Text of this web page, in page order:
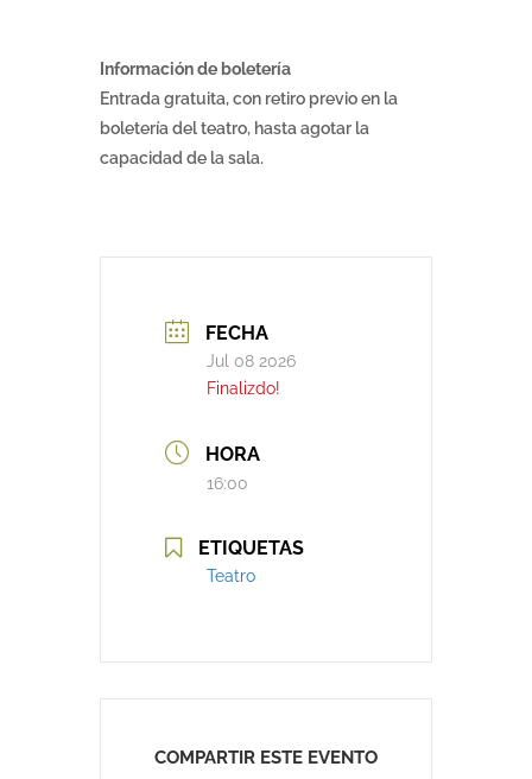
Información de boletería
Entrada gratuita, con retiro previo en la
boletería del teatro, hasta agotar la
capacidad de la sala.
FECHA
Jul 08 2026
Finalizdo!
HORA
16:00
ETIQUETAS
Teatro
COMPARTIR ESTE EVENTO